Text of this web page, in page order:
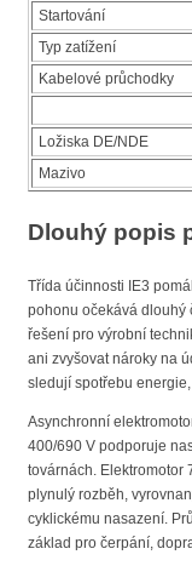
Startování
Typ zatížení
Kabelové průchodky
Ložiska DE/NDE
Mazivo
Dlouhý popis
Třída účinnosti IE3
pohonu očekává dlouhý
řešení pro výrobní
ani zvyšovat nároky na
sledují spotřebu
Asynchronní
400/690 V podporuje
továrnách. Elektromotor
plynulý rozběh,
cyklickému nasazení.
základ pro čerpání,